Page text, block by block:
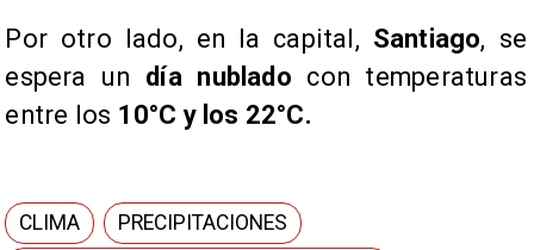
​Por otro lado, en la capital, Santiago, se
espera un día nublado con temperaturas
entre los 10°C y los 22°C.
CLIMA
PRECIPITACIONES